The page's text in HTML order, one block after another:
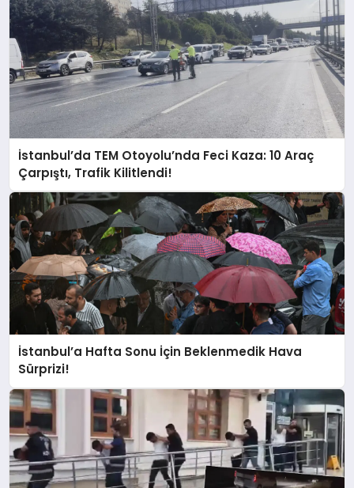
İstanbul’da TEM Otoyolu’nda Feci Kaza: 10 Araç
Çarpıştı, Trafik Kilitlendi!
İstanbul’a Hafta Sonu İçin Beklenmedik Hava
Sürprizi!